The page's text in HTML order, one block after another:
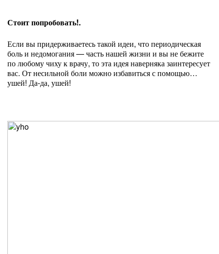
Стоит попробовать!.
Если вы придерживаетесь такой идеи, что периодическая
боль и недомогания — часть нашей жизни и вы не бежите
по любому чиху к врачу, то эта идея наверняка заинтересует
вас. От несильной боли можно избавиться с помощью…
ушей! Да-да, ушей!